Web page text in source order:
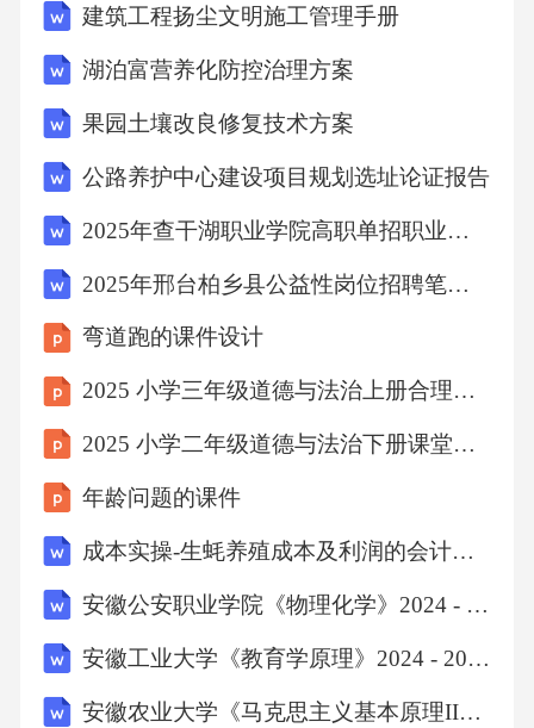
行必要的测试，如连通性测试、性能测试等，
确保系统达到设计要求。进行系统测试与验收
稳定或中断是弱电机房常见问题，需检查UPS和
电源线路确保供电连续性。电源系统故障门
禁、监控等安全系统故障会影响机房安全，应
定期测试并维护相关设备。安全系统故障温
度、湿度超出正常范围会影响设备运行，需定
期检查环境监控系统是否正常工作。环境监控
异常网络设备故障或配置错误可能导致连接中
断，需检查路由器、交换机及网线连接。网络
故障或操作不当，需检查备份日志和设备状
态。数据备份失败故障诊断方法对机房内所有
设备进行视觉检查，寻找指示灯异常、连接松
动或损坏的部件。视觉检查分析机房管理系统
日志，查找错误代码或异常事件记录，定位故
障发生时间及可能原因。系统日志分析利用万
建筑工程扬尘文明施工管理手册
湖泊富营养化防控治理方案
果园土壤改良修复技术方案
公路养护中心建设项目规划选址论证报告
2025年查干湖职业学院高职单招职业技能考试模拟试卷及参考答案详解【新】
2025年邢台柏乡县公益性岗位招聘笔试真题
弯道跑的课件设计
2025 小学三年级道德与法治上册合理搭配营养餐课件
2025 小学二年级道德与法治下册课堂专注听讲课件
年龄问题的课件
成本实操-生蚝养殖成本及利润的会计核算实例 SOP
安徽公安职业学院《物理化学》2024 - 2025 学年第一学期期末试卷
安徽工业大学《教育学原理》2024 - 2025 学年第一学期期末试卷
安徽农业大学《马克思主义基本原理II》2024-2025学年期末试卷（A卷）